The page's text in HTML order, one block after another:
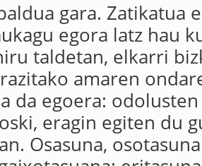
gara. Zatikatua
egora latz hau
taldetan, elkarri
amaren
da egoera:
eragin egiten du
Osasuna,